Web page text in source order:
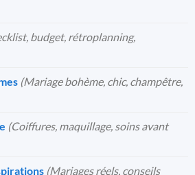
budget, rétroplanning,
(Mariage bohème, chic, champêtre,
(Coiffures, maquillage, soins avant
(Mariages réels, conseils